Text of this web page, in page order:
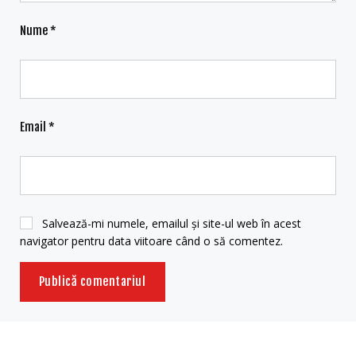
Nume*
Email *
Salvează-mi numele, emailul și site-ul web în acest
navigator pentru data viitoare când o să comentez.